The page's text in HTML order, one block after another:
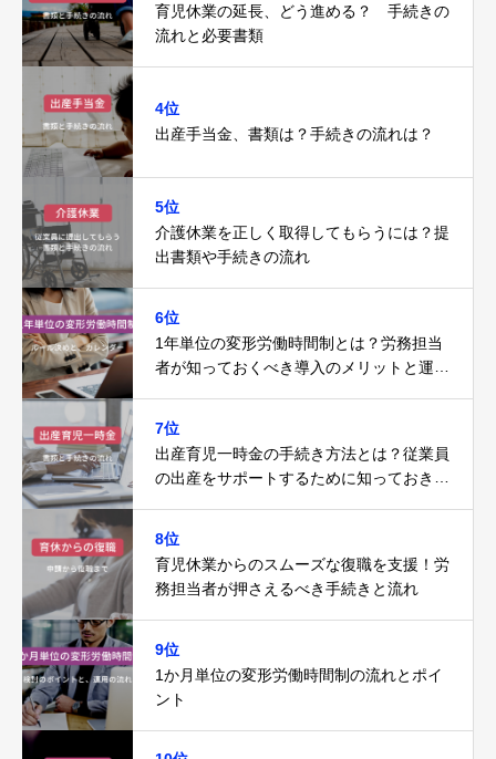
育児休業の延長、どう進める？ 手続きの
流れと必要書類
4位
出産手当金、書類は？手続きの流れは？
5位
介護休業を正しく取得してもらうには？提
出書類や手続きの流れ
6位
1年単位の変形労働時間制とは？労務担当
者が知っておくべき導入のメリットと運用
7位
出産育児一時金の手続き方法とは？従業員
の出産をサポートするために知っておきた
8位
育児休業からのスムーズな復職を支援！労
務担当者が押さえるべき手続きと流れ
9位
1か月単位の変形労働時間制の流れとポイ
ント